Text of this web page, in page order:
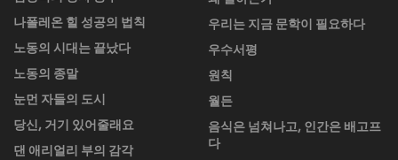
나폴레온 힐 성공의 법칙
노동의 시대는 끝났다
노동의 종말
눈먼 자들의 도시
당신, 거기 있어줄래요
댄 애리얼리 부의 감각
우리는 지금 문학이 필요하다
우수서평
원칙
월든
음식은 넘쳐나고, 인간은 배고프
다